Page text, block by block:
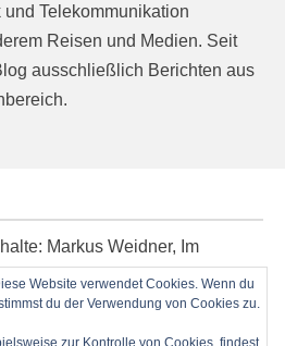
Telekommunikation
Reisen und Medien. Seit
ausschließlich Berichten aus
Markus Weidner, Im
Biebergemünd, E-Mail:
Thomas Michel
Website verwendet Cookies. Wenn du
du der Verwendung von Cookies zu.
zur Kontrolle von Cookies, findest